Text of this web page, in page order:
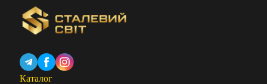
Каталог